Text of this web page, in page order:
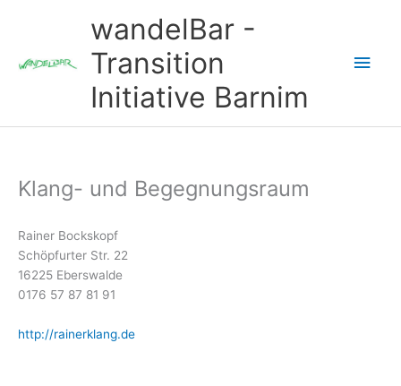
wandelBar -
Transition
Initiative Barnim
Klang- und Begegnungsraum
Rainer Bockskopf
Schöpfurter Str. 22
16225 Eberswalde
0176 57 87 81 91
http://rainerklang.de